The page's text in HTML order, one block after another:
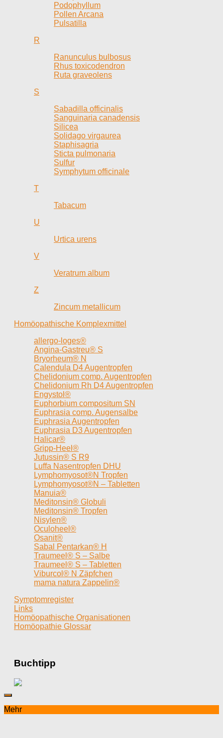
Podophyllum
Pollen Arcana
Pulsatilla
R
Ranunculus bulbosus
Rhus toxicodendron
Ruta graveolens
S
Sabadilla officinalis
Sanguinaria canadensis
Silicea
Solidago virgaurea
Staphisagria
Sticta pulmonaria
Sulfur
Symphytum officinale
T
Tabacum
U
Urtica urens
V
Veratrum album
Z
Zincum metallicum
Homöopathische Komplexmittel
allergo-loges®
Angina-Gastreu® S
Bryorheum® N
Calendula D4 Augentropfen
Chelidonium comp. Augentropfen
Chelidonium Rh D4 Augentropfen
Engystol®
Euphorbium compositum SN
Euphrasia comp. Augensalbe
Euphrasia Augentropfen
Euphrasia D3 Augentropfen
Halicar®
Gripp-Heel®
Jutussin® S R9
Luffa Nasentropfen DHU
Lymphomyosot®N Tropfen
Lymphomyosot®N – Tabletten
Manuia®
Meditonsin® Globuli
Meditonsin® Tropfen
Nisylen®
Oculoheel®
Osanit®
Sabal Pentarkan® H
Traumeel® S – Salbe
Traumeel® S – Tabletten
Viburcol® N Zäpfchen
mama natura Zappelin®
Symptomregister
Links
Homöopathische Organisationen
Homöopathie Glossar
Buchtipp
Mehr